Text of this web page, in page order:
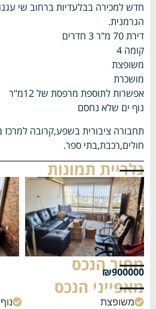
חדש למכירה בבלעדיות ברחוב שי
הגרמנית.
דירת 70 מ"ר 3 חדרים
קומה 4
משופצת
מושכרת
אפשרות לתוספת מרפסת של 12מ"ר
נוף ים שלא נחסם
תחבורה ציבורית בשפע,קרובה למרכז
חולים,רכבת,בתי ספר.
גלריית תמונות
מחיר הנכס
₪900000
מאפייני הנכס
משופצת 